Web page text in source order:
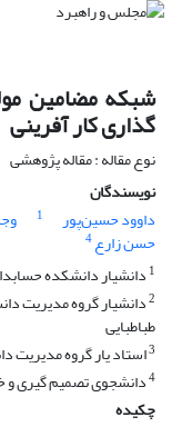
شبکه مضامین
گذاری کار آفرینی
نوع مقاله : مقاله پژوهشی
نویسندگان
داوود حسین‌پور
1
حسن زارع4
1دانشیار دانشکده
2دانشیار گروه مدیریت
طباطبایی
3استاد یار گروه مدیریت
4دانشجوی تصمیم گیری و
چکیده